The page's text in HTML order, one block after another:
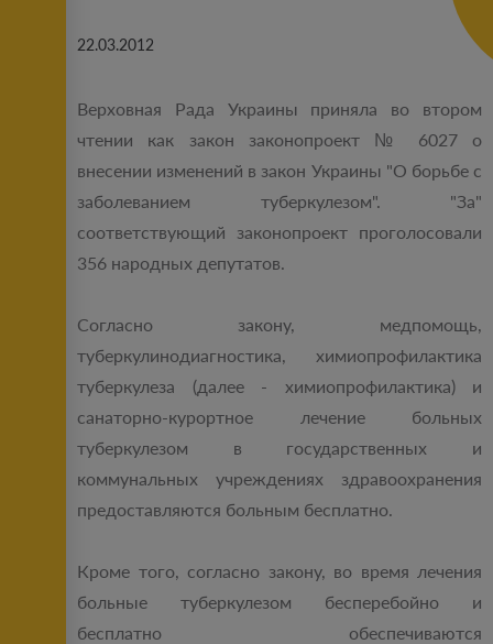
22.03.2012
Верховная Рада Украины приняла во втором
чтении как закон законопроект № 6027 о
внесении изменений в закон Украины "О борьбе с
заболеванием туберкулезом". "За"
соответствующий законопроект проголосовали
356 народных депутатов.
Согласно закону, медпомощь,
туберкулинодиагностика, химиопрофилактика
туберкулеза (далее - химиопрофилактика) и
санаторно-курортное лечение больных
туберкулезом в государственных и
коммунальных учреждениях здравоохранения
предоставляются больным бесплатно.
Кроме того, согласно закону, во время лечения
больные туберкулезом бесперебойно и
бесплатно обеспечиваются